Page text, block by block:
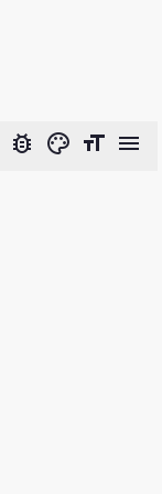
bug_report color_lens format_size menu